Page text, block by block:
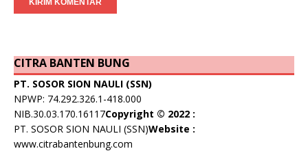
CITRA BANTEN BUNG
PT. SOSOR SION NAULI (SSN)
NPWP: 74.292.326.1-418.000
NIB.30.03.170.16117Copyright © 2022 :
PT. SOSOR SION NAULI (SSN)Website :
www.citrabantenbung.com